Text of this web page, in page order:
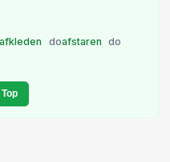
afkleden doafstaren
do